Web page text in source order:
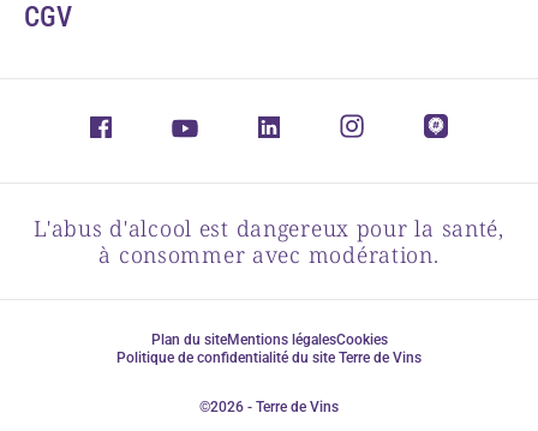
CGV
L'abus d'alcool est dangereux pour la santé,
à consommer avec modération.
Plan du siteMentions légalesCookies
Politique de confidentialité du site Terre de Vins
©2026 - Terre de Vins